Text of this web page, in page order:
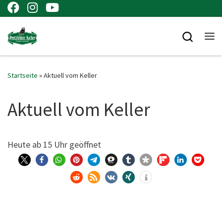
Zum Inhalt springen
Startseite »Aktuell vom Keller
Aktuell vom Keller
Heu­te ab 15 Uhr geöffnet